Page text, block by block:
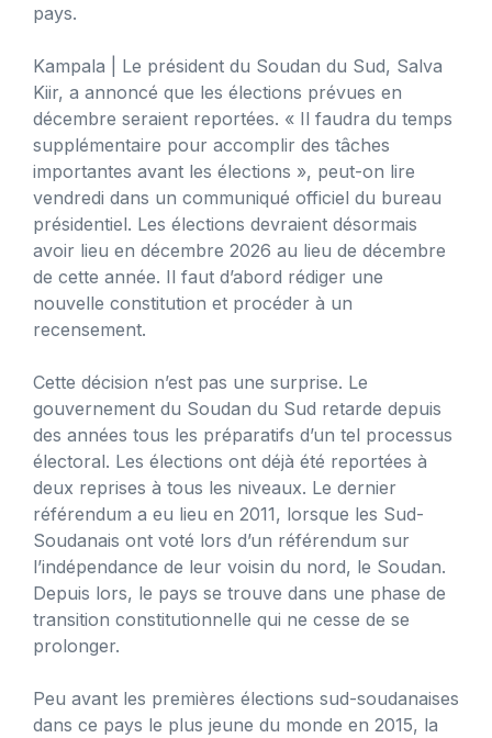
pays.
Kampala
| Le président du Soudan du Sud, Salva
Kiir, a annoncé que les élections prévues en
décembre seraient reportées. « Il faudra du temps
supplémentaire pour accomplir des tâches
importantes avant les élections », peut-on lire
vendredi dans un communiqué officiel du bureau
présidentiel. Les élections devraient désormais
avoir lieu en décembre 2026 au lieu de décembre
de cette année. Il faut d’abord rédiger une
nouvelle constitution et procéder à un
recensement.
Cette décision n’est pas une surprise. Le
gouvernement du Soudan du Sud retarde depuis
des années tous les préparatifs d’un tel processus
électoral. Les élections ont déjà été reportées à
deux reprises à tous les niveaux. Le dernier
référendum a eu lieu en 2011, lorsque les Sud-
Soudanais ont voté lors d’un référendum sur
l’indépendance de leur voisin du nord, le Soudan.
Depuis lors, le pays se trouve dans une phase de
transition constitutionnelle qui ne cesse de se
prolonger.
Peu avant les premières élections sud-soudanaises
dans ce pays le plus jeune du monde en 2015, la